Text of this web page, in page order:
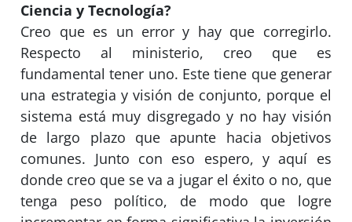
Ciencia y Tecnología?
Creo que es un error y hay que corregirlo.
Respecto al ministerio, creo que es
fundamental tener uno. Este tiene que generar
una estrategia y visión de conjunto, porque el
sistema está muy disgregado y no hay visión
de largo plazo que apunte hacia objetivos
comunes. Junto con eso espero, y aquí es
donde creo que se va a jugar el éxito o no, que
tenga peso político, de modo que logre